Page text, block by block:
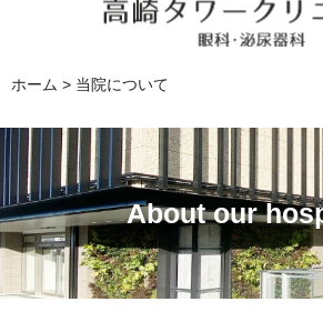
ホーム > 当院について
About our